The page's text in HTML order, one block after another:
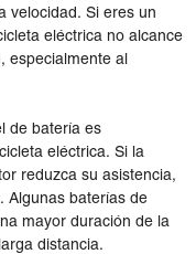
velocidad. Si eres un
eléctrica no alcance
especialmente al
de batería es
eléctrica. Si la
reduzca su asistencia,
Algunas baterías de
mayor duración de la
distancia.